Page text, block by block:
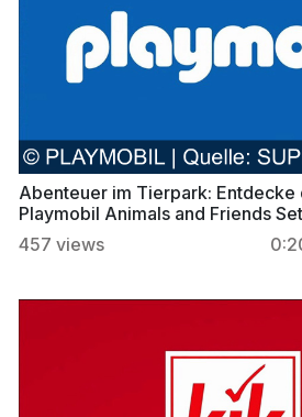
Abenteuer im Tierpark: Entdecke
Playmobil Animals and Friends
457 views